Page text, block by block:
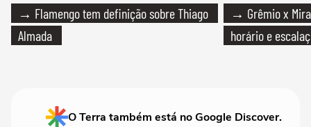
→ Flamengo tem definição sobre Thiago
Almada
→ Grêmio x
horário e
O Terra também está no Google Discover.